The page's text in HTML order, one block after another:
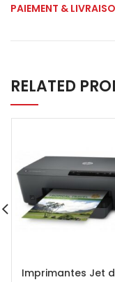
PAIEMENT &
RELATED
Imprimantes Jet